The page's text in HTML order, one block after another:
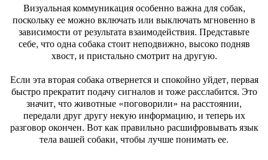
Визуальная коммуникация особенно важна для собак,
поскольку ее можно включать или выключать мгновенно в
зависимости от результата взаимодействия. Представьте
себе, что одна собака стоит неподвижно, высоко подняв
хвост, и пристально смотрит на другую.
Если эта вторая собака отвернется и спокойно уйдет, первая
быстро прекратит подачу сигналов и тоже расслабится. Это
значит, что животные «поговорили» на расстоянии,
передали друг другу некую информацию, и теперь их
разговор окончен. Вот как правильно расшифровывать язык
тела вашей собаки, чтобы лучше понимать ее.